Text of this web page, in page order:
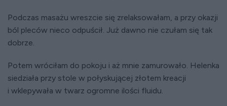
Podczas masażu wreszcie się zrelaksowałam, a przy okazji
ból pleców nieco odpuścił. Już dawno nie czułam się tak
dobrze.
Potem wróciłam do pokoju i aż mnie zamurowało. Helenka
siedziała przy stole w połyskującej złotem kreacji
i wklepywała w twarz ogromne ilości fluidu.